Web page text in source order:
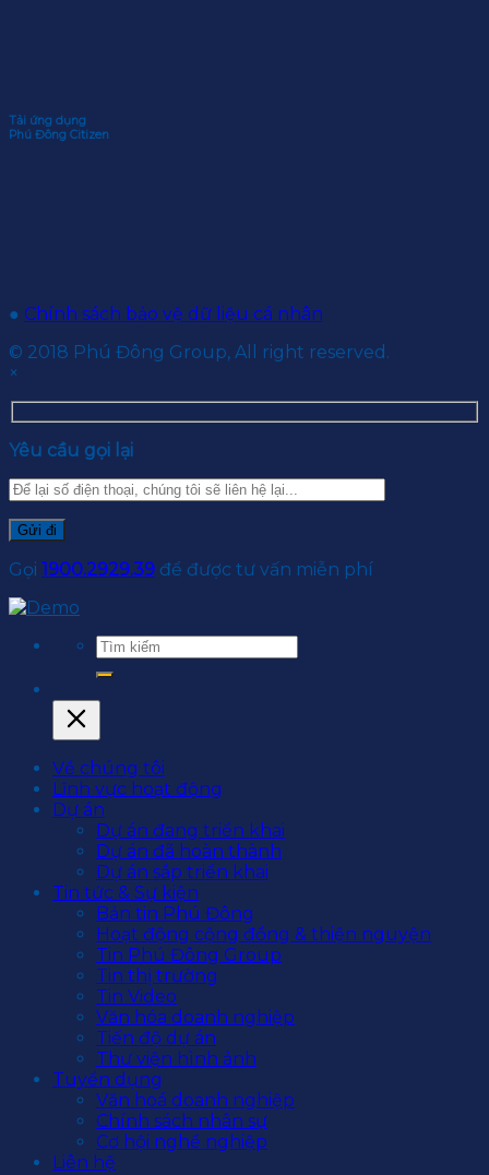
Tải ứng dụng
Phú Đông Citizen
● Chính sách bảo vệ dữ liệu cá nhân
© 2018 Phú Đông Group, All right reserved.
×
Yêu cầu gọi lại
Gọi 1900.2929.39 để được tư vấn miễn phí
Về chúng tôi
Lĩnh vực hoạt động
Dự án
Dự án đang triển khai
Dự án đã hoàn thành
Dự án sắp triển khai
Tin tức & Sự kiện
Bản tin Phú Đông
Hoạt động cộng đồng & thiện nguyện
Tin Phú Đông Group
Tin thị trường
Tin Video
Văn hóa doanh nghiệp
Tiến độ dự án
Thư viện hình ảnh
Tuyển dụng
Văn hoá doanh nghiệp
Chính sách nhân sự
Cơ hội nghề nghiệp
Liên hệ